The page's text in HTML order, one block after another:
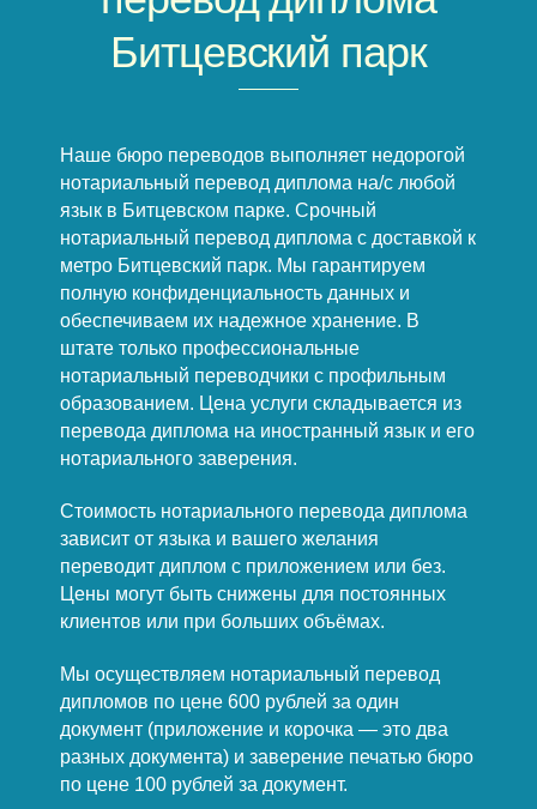
Битцевский парк
Наше бюро переводов выполняет недорогой
нотариальный перевод диплома на/с любой
язык в Битцевском парке. Срочный
нотариальный перевод диплома с доставкой к
метро Битцевский парк. Мы гарантируем
полную конфиденциальность данных и
обеспечиваем их надежное хранение. В
штате только профессиональные
нотариальный переводчики с профильным
образованием. Цена услуги складывается из
перевода диплома на иностранный язык и его
нотариального заверения.
Стоимость нотариального перевода диплома
зависит от языка и вашего желания
переводит диплом с приложением или без.
Цены могут быть снижены для постоянных
клиентов или при больших объёмах.
Мы осуществляем нотариальный перевод
дипломов по цене 600 рублей за один
документ (приложение и корочка — это два
разных документа) и заверение печатью бюро
по цене 100 рублей за документ.